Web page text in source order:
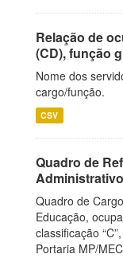
Relação de
(CD), função
Nome dos
cargo/função.
CSV
Quadro de
Quadro de
Educação,
classificação
Portaria MP/